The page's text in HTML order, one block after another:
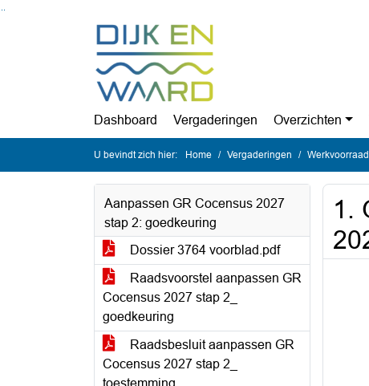
Dashboard Vergaderingen Overzichten
U bevindt zich hier: Home Vergaderingen
Aanpassen GR Cocensus 2027
stap 2: goedkeuring
Dossier 3764 voorblad.pdf
Raadsvoorstel aanpassen GR
Cocensus 2027 stap 2_
goedkeuring
Raadsbesluit aanpassen GR
Cocensus 2027 stap 2_
toestemming
1.